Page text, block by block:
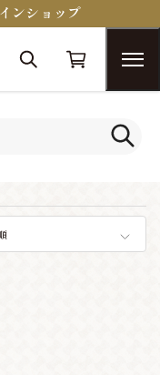
ンショップ